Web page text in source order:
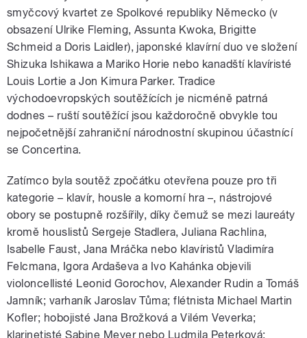
smyčcový kvartet ze Spolkové republiky Německo (v
obsazení Ulrike Fleming, Assunta Kwoka, Brigitte
Schmeid a Doris Laidler), japonské klavírní duo ve složení
Shizuka Ishikawa a Mariko Horie nebo kanadští klavíristé
Louis Lortie a Jon Kimura Parker. Tradice
východoevropských soutěžících je nicméně patrná
dodnes – ruští soutěžící jsou každoročně obvykle tou
nejpočetnější zahraniční národnostní skupinou účastnící
se Concertina.
Zatímco byla soutěž zpočátku otevřena pouze pro tři
kategorie – klavír, housle a komorní hra –, nástrojové
obory se postupně rozšířily, díky čemuž se mezi laureáty
kromě houslistů Sergeje Stadlera, Juliana Rachlina,
Isabelle Faust, Jana Mráčka nebo klavíristů Vladimíra
Felcmana, Igora Ardaševa a Ivo Kahánka objevili
violoncellisté Leonid Gorochov, Alexander Rudin a Tomáš
Jamník; varhaník Jaroslav Tůma; flétnista Michael Martin
Kofler; hobojisté Jana Brožková a Vilém Veverka;
klarinetisté Sabine Meyer nebo Ludmila Peterková;